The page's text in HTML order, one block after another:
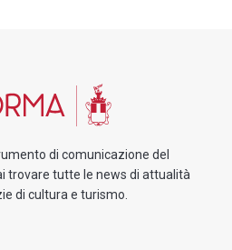
di comunicazione del
trovare tutte le news di attualità
di cultura e turismo.